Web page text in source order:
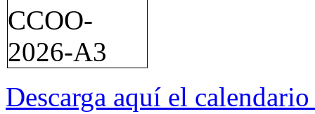
Descarga aquí el